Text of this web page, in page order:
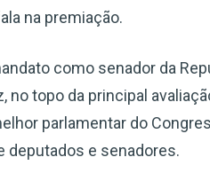
na premiação.
como senador da
no topo da principal
parlamentar do
deputados e senadores.